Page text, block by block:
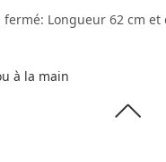
Longueur 62 cm et
à la main